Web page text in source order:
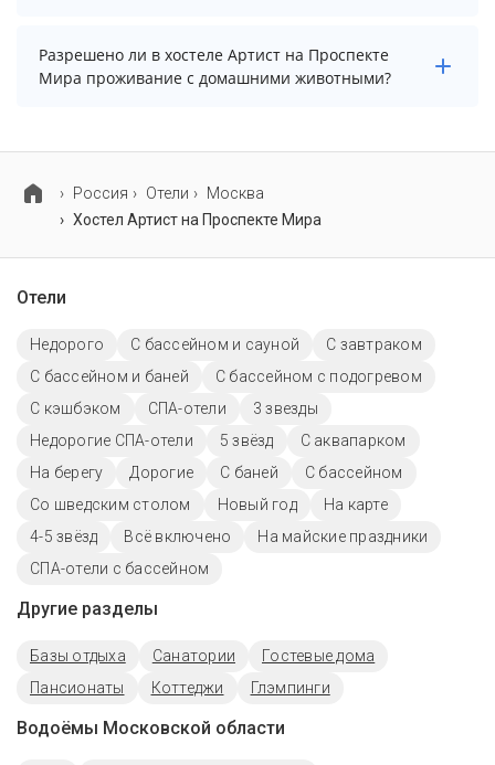
В хостеле Артист на Проспекте Мира нет парковки.
Разрешено ли в хостеле Артист на Проспекте
Мира проживание с домашними животными?
Россия Отели
Москва
Хостел Артист на Проспекте Мира
Отели
Недорого С бассейном и сауной
С завтраком
С бассейном и баней
С бассейном с подогревом
С кэшбэком
СПА-отели
3 звезды
Недорогие СПА-отели
5 звёзд
С аквапарком
На берегу
Дорогие С баней
C бассейном
Со шведским столом
Новый год
На карте
4-5 звёзд
Всё включено
На майские праздники
СПА-отели с бассейном
Другие разделы
Базы отдыха Санатории
Гостевые дома
Пансионаты
Коттеджи Глэмпинги
Водоёмы Московской области